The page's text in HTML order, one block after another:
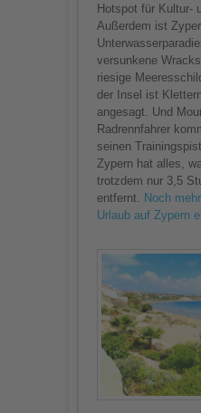
Hotspot für Kultur-
Außerdem ist
versunkene
riesige
der Insel ist
angesagt. Und
Radrennfahrer
seinen
Zypern hat alles,
trotzdem nur 3,5
entfernt. Noch
Urlaub auf Zypern